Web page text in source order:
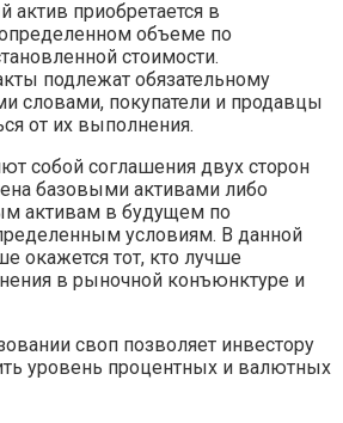
актив приобретается в
объеме по
стоимости.
подлежат обязательному
словами, покупатели и продавцы
от их выполнения.
собой соглашения двух сторон
базовыми активами либо
активам в будущем по
условиям. В данной
окажется тот, кто лучше
в рыночной конъюнктуре и
своп позволяет инвестору
уровень процентных и валютных